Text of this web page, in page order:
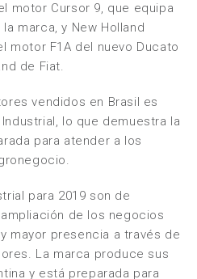
motor Cursor 9, que equipa
marca, y New Holland
motor F1A del nuevo Ducato
de Fiat.
vendidos en Brasil es
lo que demuestra la
para atender a los
para 2019 son de
de los negocios
mayor presencia a través de
La marca produce sus
y está preparada para